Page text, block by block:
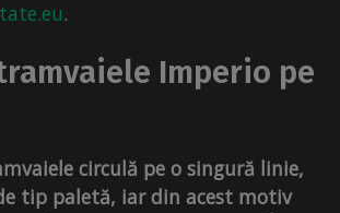
.
Imperio pe
circulă pe o singură linie,
tip paletă, iar din acest motiv